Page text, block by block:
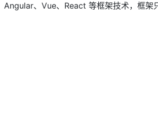
、Vue、React 等框架技术，框架